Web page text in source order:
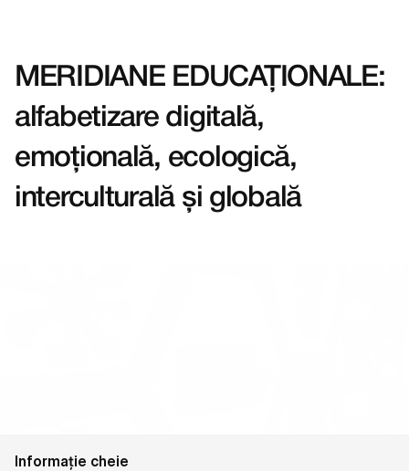
Acasă
Evenimente
Echipa AEF
MERIDIANE EDUCAȚIONALE:
alfabetizare digitală,
emoțională, ecologică,
interculturală și globală
Informație cheie